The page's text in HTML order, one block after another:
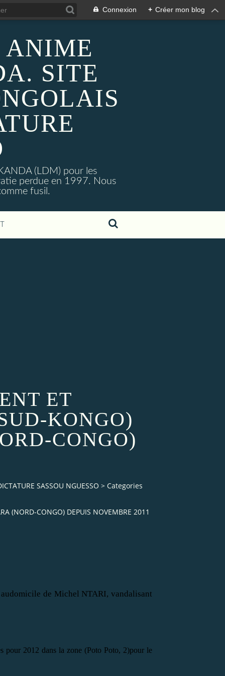
Connexion + Créer mon blog
ANIME
SITE
(LDM) pour les
perdue en 1997. Nous
fusil.
ET
KONGO)
CONGO)
SASSOU NGUESSO > Categories
(NORD-CONGO) DEPUIS NOVEMBRE 2011
audomicile de Michel NTARI, vandalisant
pour 2012 dans la zone (Poto Poto, 2)pour le